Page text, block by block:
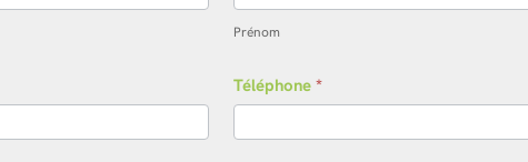
Prénom
Téléphone*